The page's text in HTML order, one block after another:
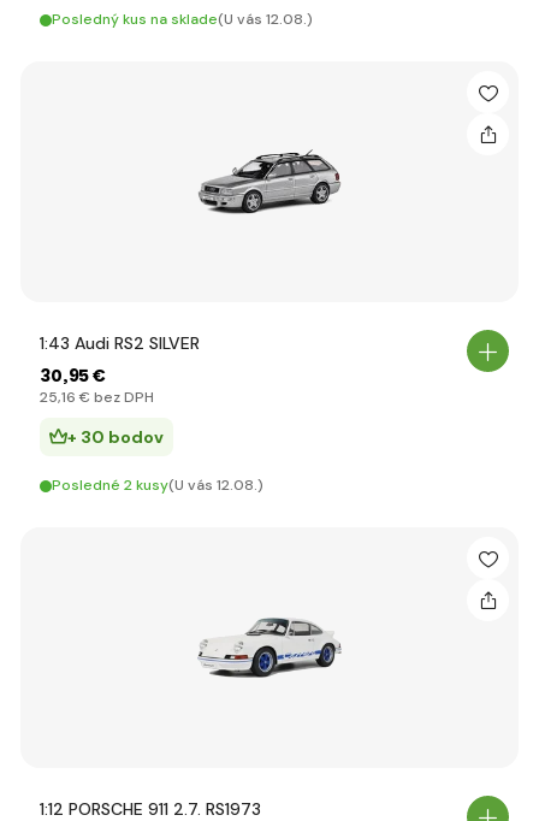
Posledný kus na sklade(U vás 12.08.)
1:43 Audi RS2 SILVER
30,95 €
25,16 € bez DPH
+ 30 bodov
Posledné 2 kusy(U vás 12.08.)
1:12 PORSCHE 911 2.7. RS1973